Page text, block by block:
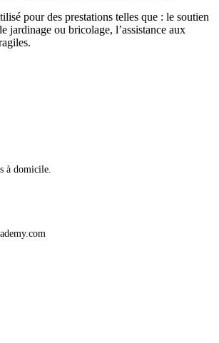
pour des prestations telles que : le soutien
jardinage ou bricolage, l’assistance aux
à domicile.